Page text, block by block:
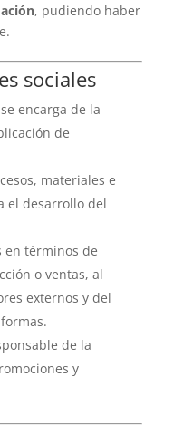
, pudiendo haber
sociales
encarga de la
de
materiales e
el desarrollo del
en términos de
o ventas, al
externos y del
de la
y